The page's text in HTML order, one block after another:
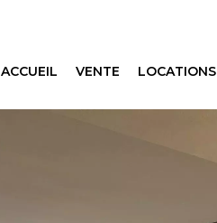
ACCUEIL VENTE LOCATIONS